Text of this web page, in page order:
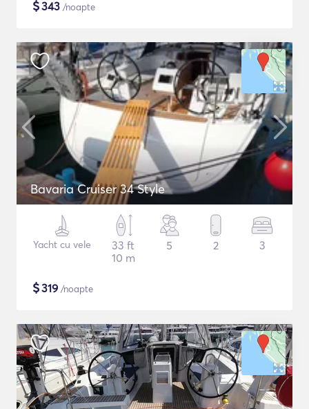
$343 /noapte
Bavaria Cruiser 34 Style
Yacht cu vele
33 ft
10 m
5 2 3
$319 /noapte